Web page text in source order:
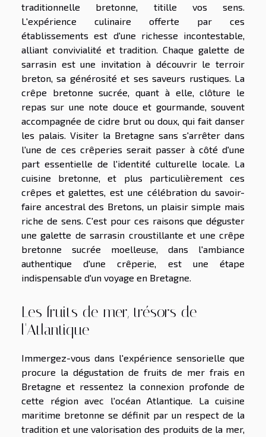
traditionnelle bretonne, titille vos sens.
L'expérience culinaire offerte par ces
établissements est d'une richesse incontestable,
alliant convivialité et tradition. Chaque galette de
sarrasin est une invitation à découvrir le terroir
breton, sa générosité et ses saveurs rustiques. La
crêpe bretonne sucrée, quant à elle, clôture le
repas sur une note douce et gourmande, souvent
accompagnée de cidre brut ou doux, qui fait danser
les palais. Visiter la Bretagne sans s'arrêter dans
l'une de ces crêperies serait passer à côté d'une
part essentielle de l'identité culturelle locale. La
cuisine bretonne, et plus particulièrement ces
crêpes et galettes, est une célébration du savoir-
faire ancestral des Bretons, un plaisir simple mais
riche de sens. C'est pour ces raisons que déguster
une galette de sarrasin croustillante et une crêpe
bretonne sucrée moelleuse, dans l'ambiance
authentique d'une crêperie, est une étape
indispensable d'un voyage en Bretagne.
Les fruits de mer, trésors de
l'Atlantique
Immergez-vous dans l'expérience sensorielle que
procure la dégustation de fruits de mer frais en
Bretagne et ressentez la connexion profonde de
cette région avec l'océan Atlantique. La cuisine
maritime bretonne se définit par un respect de la
tradition et une valorisation des produits de la mer,